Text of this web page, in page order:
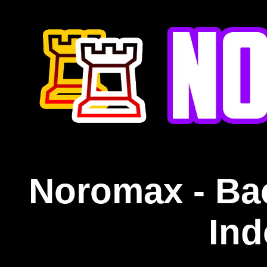
Noromax -